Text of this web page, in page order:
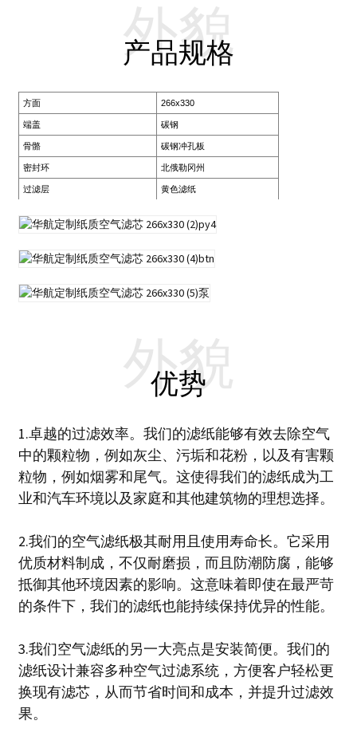
产品规格
外貌
方面 266x330
端盖 碳钢
骨骼 碳钢冲孔板
密封环 北俄勒冈州
过滤层 黄色滤纸
优势
外貌
1.卓越的过滤效率。我们的滤纸能够有效去除空气
中的颗粒物，例如灰尘、污垢和花粉，以及有害颗
粒物，例如烟雾和尾气。这使得我们的滤纸成为工
业和汽车环境以及家庭和其他建筑物的理想选择。
2.我们的空气滤纸极其耐用且使用寿命长。它采用
优质材料制成，不仅耐磨损，而且防潮防腐，能够
抵御其他环境因素的影响。这意味着即使在最严苛
的条件下，我们的滤纸也能持续保持优异的性能。
3.我们空气滤纸的另一大亮点是安装简便。我们的
滤纸设计兼容多种空气过滤系统，方便客户轻松更
换现有滤芯，从而节省时间和成本，并提升过滤效
果。